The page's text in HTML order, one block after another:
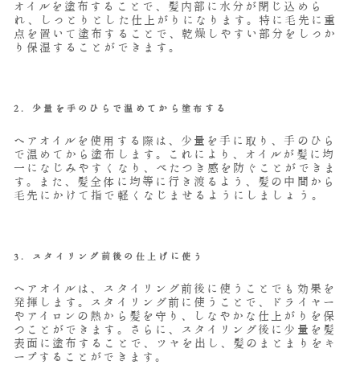
オイルを塗布することで、髪内部に水分が閉じ込めら
れ、しっとりとした仕上がりになります。特に毛先に重
点を置いて塗布することで、乾燥しやすい部分をしっか
り保湿することができます。
2. 少量を手のひらで温めてから塗布する
ヘアオイルを使用する際は、少量を手に取り、手のひら
で温めてから塗布します。これにより、オイルが髪に均
一になじみやすくなり、べたつき感を防ぐことができま
す。また、髪全体に均等に行き渡るよう、髪の中間から
毛先にかけて指で軽くなじませるようにしましょう。
3. スタイリング前後の仕上げに使う
ヘアオイルは、スタイリング前後に使うことでも効果を
発揮します。スタイリング前に使うことで、ドライヤー
やアイロンの熱から髪を守り、しなやかな仕上がりを保
つことができます。さらに、スタイリング後に少量を髪
表面に塗布することで、ツヤを出し、髪のまとまりをキ
ープすることができます。